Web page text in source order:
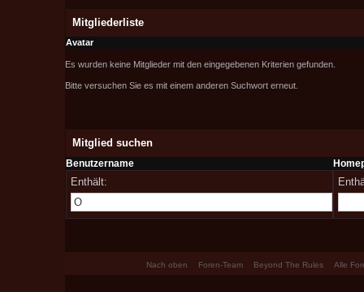
Mitgliederliste
Avatar
Es wurden keine Mitglieder mit den eingegebenen Kriterien gefunden.
Bitte versuchen Sie es mit einem anderen Suchwort erneut.
Mitglied suchen
Benutzername
Enthält:
Nach oben Foren-Team Beyond The Rules Alle